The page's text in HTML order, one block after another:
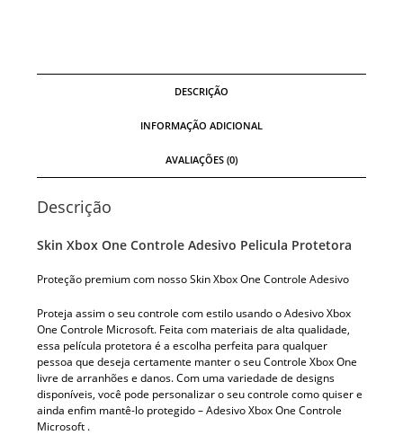
DESCRIÇÃO
INFORMAÇÃO ADICIONAL
AVALIAÇÕES (0)
Descrição
Skin Xbox One Controle Adesivo Pelicula Protetora
Proteção premium com nosso Skin Xbox One Controle Adesivo
Proteja assim o seu controle com estilo usando o Adesivo Xbox
One Controle Microsoft. Feita com materiais de alta qualidade,
essa película protetora é a escolha perfeita para qualquer
pessoa que deseja certamente manter o seu Controle Xbox One
livre de arranhões e danos. Com uma variedade de designs
disponíveis, você pode personalizar o seu controle como quiser e
ainda enfim mantê-lo protegido – Adesivo Xbox One Controle
Microsoft .